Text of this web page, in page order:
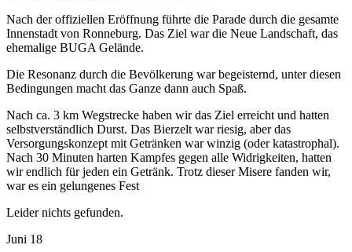
Nach der offiziellen Eröffnung führte die Parade durch die gesamte
Innenstadt von Ronneburg. Das Ziel war die Neue Landschaft, das
ehemalige BUGA Gelände.
Die Resonanz durch die Bevölkerung war begeisternd, unter diesen
Bedingungen macht das Ganze dann auch Spaß.
Nach ca. 3 km Wegstrecke haben wir das Ziel erreicht und hatten
selbstverständlich Durst. Das Bierzelt war riesig, aber das
Versorgungskonzept mit Getränken war winzig (oder katastrophal).
Nach 30 Minuten harten Kampfes gegen alle Widrigkeiten, hatten
wir endlich für jeden ein Getränk. Trotz dieser Misere fanden wir,
war es ein gelungenes Fest
Leider nichts gefunden.
Juni 18